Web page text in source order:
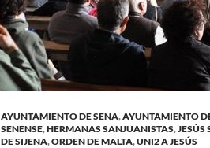
AYUNTAMIENTO DE SENA,AYUNTAMIENTO
SENENSE,HERMANAS SANJUANISTAS,JESÚS
DE SIJENA,ORDEN DE MALTA,UNI2 A JESÚS